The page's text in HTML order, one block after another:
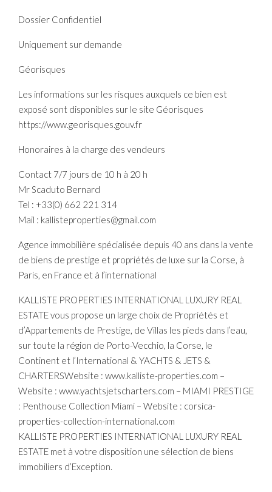
Dossier Confidentiel
Uniquement sur demande
Géorisques
Les informations sur les risques auxquels ce bien est
exposé sont disponibles sur le site Géorisques
https://www.georisques.gouv.fr
Honoraires à la charge des vendeurs
Contact 7/7 jours de 10 h à 20 h
Mr Scaduto Bernard
Tel : +33(0) 662 221 314
Mail : kallisteproperties@gmail.com
Agence immobilière spécialisée depuis 40 ans dans la vente
de biens de prestige et propriétés de luxe sur la Corse, à
Paris, en France et à l’international
KALLISTE PROPERTIES INTERNATIONAL LUXURY REAL
ESTATE vous propose un large choix de Propriétés et
d’Appartements de Prestige, de Villas les pieds dans l’eau,
sur toute la région de Porto-Vecchio, la Corse, le
Continent et l’International & YACHTS & JETS &
CHARTERSWebsite : www.kalliste-properties.com –
Website : www.yachtsjetscharters.com – MIAMI PRESTIGE
: Penthouse Collection Miami – Website : corsica-
properties-collection-international.com
KALLISTE PROPERTIES INTERNATIONAL LUXURY REAL
ESTATE met à votre disposition une sélection de biens
immobiliers d’Exception.